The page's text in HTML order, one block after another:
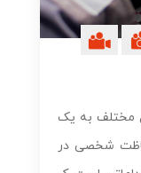
مختلف به یک
شخصی در